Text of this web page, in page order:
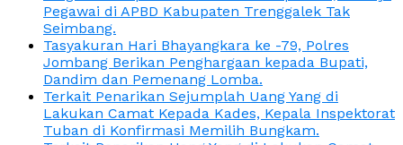
Pegawai di APBD Kabupaten Trenggalek Tak
Seimbang.
Tasyakuran Hari Bhayangkara ke -79, Polres
Jombang Berikan Penghargaan kepada Bupati,
Dandim dan Pemenang Lomba.
Terkait Penarikan Sejumplah Uang Yang di
Lakukan Camat Kepada Kades, Kepala Inspektorat
Tuban di Konfirmasi Memilih Bungkam.